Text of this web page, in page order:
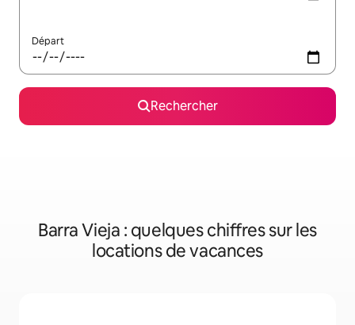
Départ
Rechercher
Barra Vieja : quelques chiffres sur les
locations de vacances